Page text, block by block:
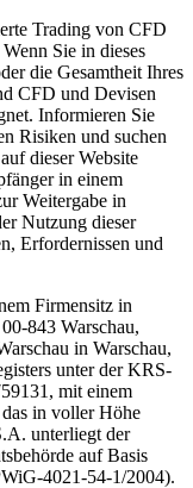
Trading von CFD
Sie in dieses
die Gesamtheit Ihres
CFD und Devisen
Informieren Sie
Risiken und suchen
dieser Website
in einem
Weitergabe in
Nutzung dieser
Erfordernissen und
Firmensitz in
843 Warschau,
in Warschau,
unter der KRS-
mit einem
in voller Höhe
unterliegt der
auf Basis
4021-54-1/2004).